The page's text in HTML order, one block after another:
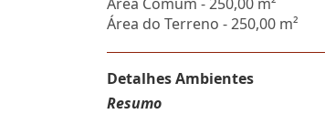
Área do Terreno - 250,00 m²
Detalhes Ambientes
Resumo